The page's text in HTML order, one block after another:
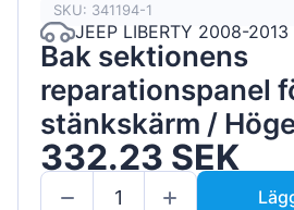
SKU: 341194-1
JEEP LIBERTY 2008-2013
Bak sektionens
reparationspanel
stänkskärm /
332.23 SEK